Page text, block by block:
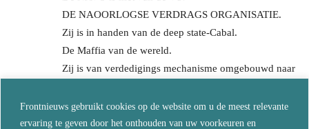
Frontnieuws gebruikt cookies op de website om u de meest relevante
ervaring te geven door het onthouden van uw voorkeuren en
DE NAOORLOGSE VERDRAGS ORGANISATIE.
Zij is in handen van de deep state-Cabal.
De Maffia van de wereld.
Zij is van verdedigings mechanisme omgebouwd naar
Het maffia kapitaal regeert de zg NAVO.
Dat zij geen mensen.